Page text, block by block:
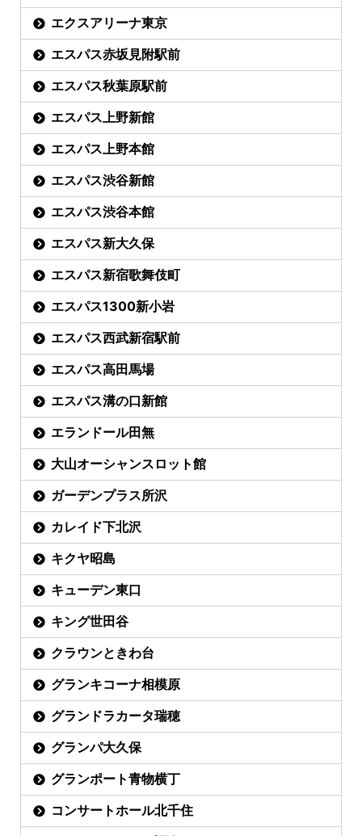
エクスアリーナ東京
エスパス赤坂見附駅前
エスパス秋葉原駅前
エスパス上野新館
エスパス上野本館
エスパス渋谷新館
エスパス渋谷本館
エスパス新大久保
エスパス新宿歌舞伎町
エスパス1300新小岩
エスパス西武新宿駅前
エスパス高田馬場
エスパス溝の口新館
エランドール田無
大山オーシャンスロット館
ガーデンプラス所沢
カレイド下北沢
キクヤ昭島
キューデン東口
キング世田谷
クラウンときわ台
グランキコーナ相模原
グランドラカータ瑞穂
グランパ大久保
グランポート青物横丁
コンサートホール北千住